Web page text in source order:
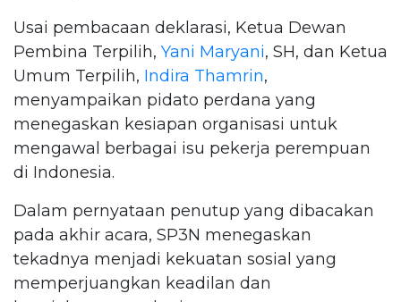
Usai pembacaan deklarasi, Ketua Dewan
Pembina Terpilih, Yani Maryani, SH, dan Ketua
Umum Terpilih, Indira Thamrin,
menyampaikan pidato perdana yang
menegaskan kesiapan organisasi untuk
mengawal berbagai isu pekerja perempuan
di Indonesia.
Dalam pernyataan penutup yang dibacakan
pada akhir acara, SP3N menegaskan
tekadnya menjadi kekuatan sosial yang
memperjuangkan keadilan dan